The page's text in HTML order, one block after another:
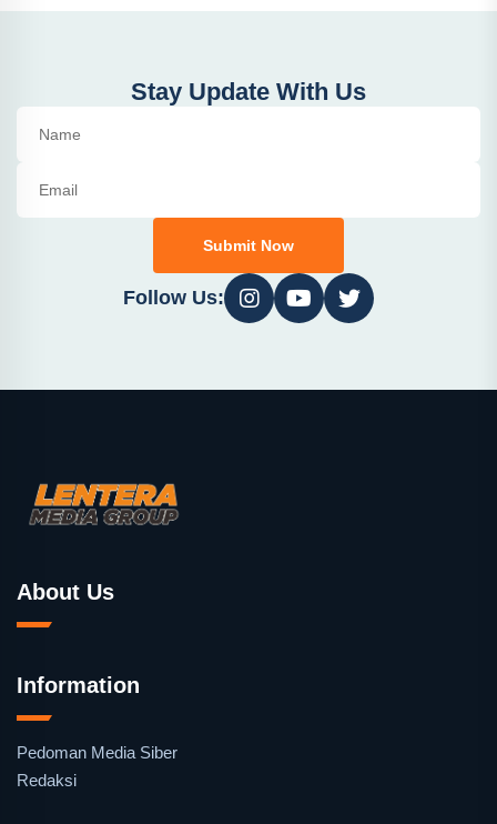
Stay Update With Us
Submit Now
Follow Us:
About Us
Information
Pedoman Media Siber
Redaksi